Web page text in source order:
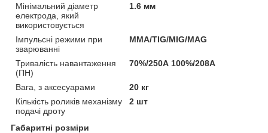
Мінімальний діаметр
електрода, який
використовується
1.6 мм
Імпульсні режими при
зварюванні
MMA/TIG/MIG/MAG
Тривалість навантаження
(ПН)
70%/250А 100%/208А
Вага, з аксесуарами
20 кг
Кількість роликів механізму
подачі дроту
2 шт
Габаритні розміри